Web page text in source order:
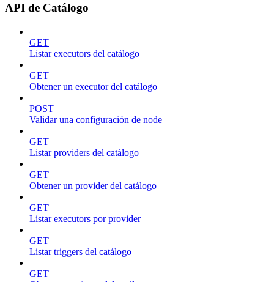
API de Catálogo
GET
Listar executors del catálogo
GET
Obtener un executor del catálogo
POST
Validar una configuración de node
GET
Listar providers del catálogo
GET
Obtener un provider del catálogo
GET
Listar executors por provider
GET
Listar triggers del catálogo
GET